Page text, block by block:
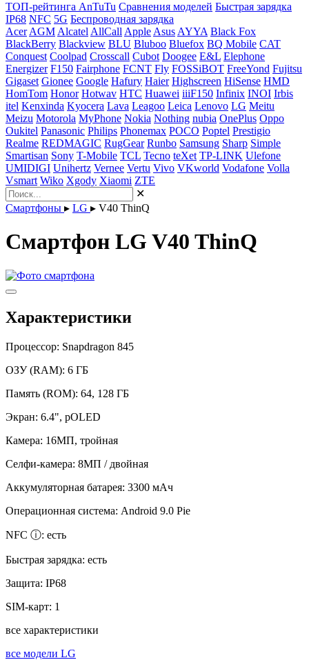
ТОП-рейтинга AnTuTu Сравнения моделей Быстрая зарядка
IP68 NFC 5G Беспроводная зарядка
Acer AGM Alcatel AllCall Apple Asus AYYA Black Fox
BlackBerry Blackview BLU Bluboo Bluefox BQ Mobile CAT
Conquest Coolpad Crosscall Cubot Doogee E&L Elephone
Energizer F150 Fairphone FCNT Fly FOSSiBOT FreeYond Fujitsu
Gigaset Gionee Google Hafury Haier Highscreen HiSense HMD
HomTom Honor Hotwav HTC Huawei iiiF150 Infinix INOI Irbis
itel Kenxinda Kyocera Lava Leagoo Leica Lenovo LG Meitu
Meizu Motorola MyPhone Nokia Nothing nubia OnePlus Oppo
Oukitel Panasonic Philips Phonemax POCO Poptel Prestigio
Realme REDMAGIC RugGear Runbo Samsung Sharp Simple
Smartisan Sony T-Mobile TCL Tecno teXet TP-LINK Ulefone
UMIDIGI Unihertz Vernee Vertu Vivo VKworld Vodafone Volla
Vsmart Wiko Xgody Xiaomi ZTE
✕
Смартфоны ▸ LG ▸ V40 ThinQ
Смартфон LG V40 ThinQ
Характеристики
Процессор: Snapdragon 845
ОЗУ (RAM): 6 ГБ
Память (ROM): 64, 128 ГБ
Экран: 6.4", pOLED
Камера: 16МП, тройная
Селфи-камера: 8МП / двойная
Аккумуляторная батарея: 3300 мАч
Операционная система: Android 9.0 Pie
NFC ⓘ: есть
Быстрая зарядка: есть
Защита: IP68
SIM-карт: 1
все характеристики
все модели LG